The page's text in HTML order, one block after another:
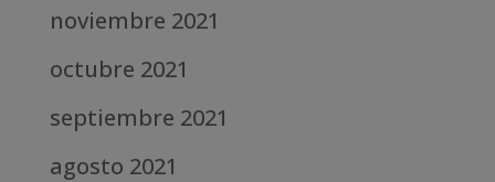
noviembre 2021
octubre 2021
septiembre 2021
agosto 2021